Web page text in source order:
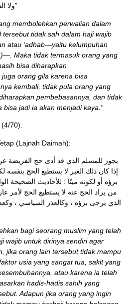
ولا الفقير ؛ لأنه يمكن استغناؤه”
membolehkan perwalian dalam
tersebut tidak sah dalam haji wajib
atau ‘adhab—yaitu kelumpuhan
Maka tidak termasuk orang yang
bisa diharapkan
orang gila karena bisa
kembali, tidak pula orang yang
pembebasannya, dan tidak
bisa jadi ia akan menjadi kaya.”
70).
(Lajnah Daimah):
إذا كان ذلك الغير لا يستطيع الحج
برؤه أو لكونه ميتًا ؛ للأحاديث الصحيحة
من يراد الحج عنه لا يستطيع الحج
الذي يرجى برؤه ، وكالعذر السياسي ،
bagi seorang muslim yang telah
wajib untuk dirinya sendiri agar
jika orang lain tersebut tidak mampu
usia yang sangat tua, sakit yang
atau karena ia telah
hadis-hadis sahih yang
Adapun jika orang yang ingin